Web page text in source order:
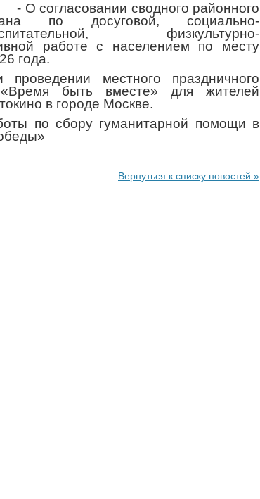
- О согласовании сводного районного
по досуговой, социально-
физкультурно-
работе с населением по месту
года.
местного праздничного
быть вместе» для жителей
в городе Москве.
по сбору гуманитарной помощи в
Вернуться к списку новостей »